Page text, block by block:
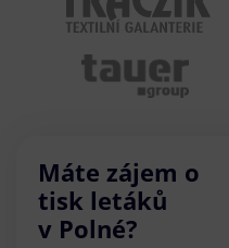
Máte zájem o
tisk letáků
v Polné?